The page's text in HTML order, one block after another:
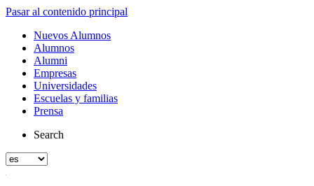
Pasar al contenido principal
Nuevos Alumnos
Alumnos
Alumni
Empresas
Universidades
Escuelas y familias
Prensa
Search